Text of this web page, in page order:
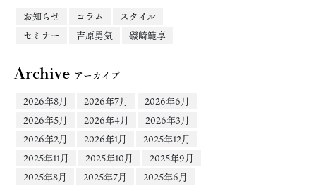
お知らせ
コラム
スタイル
セミナー
吉原勇気 磯崎範享
Archive アーカイブ
2026年8月
2026年7月
2026年6月
2026年5月
2026年4月
2026年3月
2026年2月
2026年1月
2025年12月
2025年11月
2025年10月
2025年9月
2025年8月
2025年7月
2025年6月